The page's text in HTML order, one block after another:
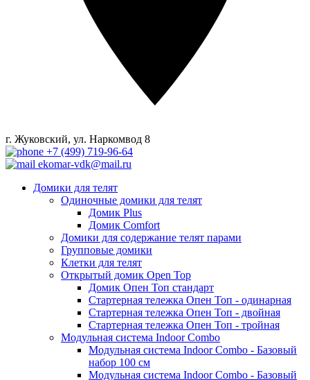
г. Жуковский, ул. Наркомвод 8
+7 (499) 719-96-64
ekomar-vdk@mail.ru
Домики для телят
Одиночные домики для телят
Домик Plus
Домик Comfort
Домики для содержание телят парами
Групповые домики
Клетки для телят
Открытый домик Open Top
Домик Опен Топ стандарт
Стартерная тележка Опен Топ - одинарная
Стартерная тележка Опен Топ - двойная
Стартерная тележка Опен Топ - тройная
Модульная система Indoor Combo
Модульная система Indoor Combo - Базовый
набор 100 см
Модульная система Indoor Combo - Базовый